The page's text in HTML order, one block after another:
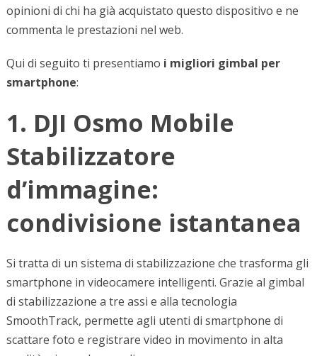
opinioni di chi ha già acquistato questo dispositivo e ne
commenta le prestazioni nel web.
Qui di seguito ti presentiamo i migliori gimbal per
smartphone:
1. DJI Osmo Mobile
Stabilizzatore
d’immagine:
condivisione istantanea
Si tratta di un sistema di stabilizzazione che trasforma gli
smartphone in videocamere intelligenti. Grazie al gimbal
di stabilizzazione a tre assi e alla tecnologia
SmoothTrack, permette agli utenti di smartphone di
scattare foto e registrare video in movimento in alta